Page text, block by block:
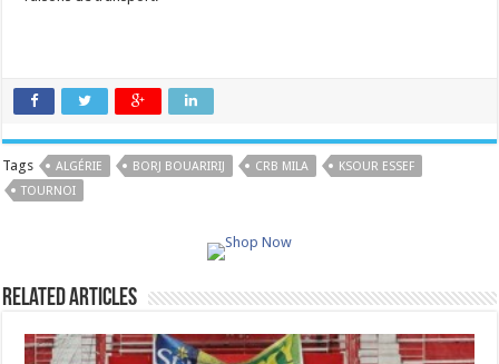
Tags ALGÉRIE BORJ BOUARIRIJ CRB MILA
KSOUR ESSEF
TOURNOI
Related Articles